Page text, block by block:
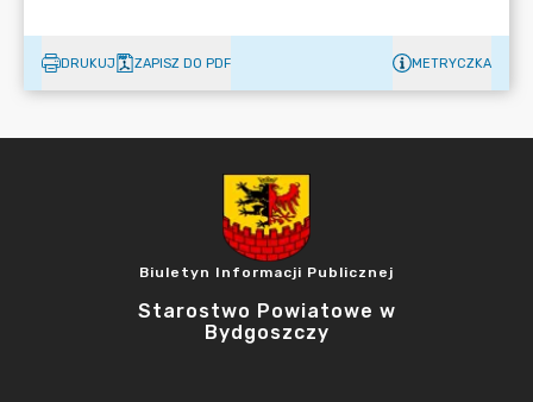
DRUKUJ ZAPISZ DO PDF METRYCZKA
Biuletyn Informacji Publicznej
Starostwo Powiatowe w
Bydgoszczy